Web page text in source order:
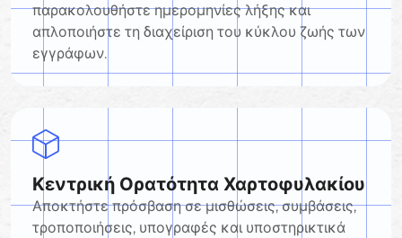
παρακολουθήστε ημερομηνίες λήξης και
απλοποιήστε τη διαχείριση του κύκλου ζωής των
εγγράφων.
Κεντρική Ορατότητα Χαρτοφυλακίου
Αποκτήστε πρόσβαση σε μισθώσεις, συμβάσεις,
τροποποιήσεις, υπογραφές και υποστηρικτικά